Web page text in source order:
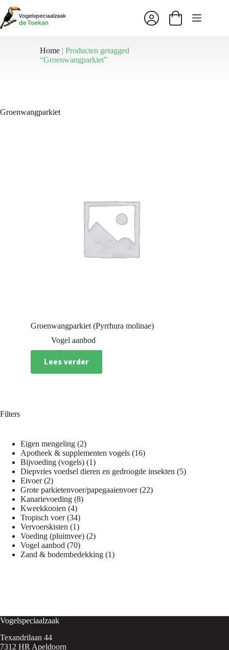
naar
de
inhoud
Winkelwagen
Home |Producten getagged
“Groenwangparkiet”
Groenwangparkiet
Groenwangparkiet (Pyrrhura molinae)
Vogel aanbod
Lees verder
Filters
Eigen mengeling 22
producten
Apotheek & supplementen vogels 1616
Bijvoeding (vogels) 11
product
Diepvries voedsel dieren en gedroogde insekten 55
Eivoer 22
producten
Grote parkietenvoer/papegaaienvoer 2222
Kanarievoeding 88
Kweekkooien 44
producten
Tropisch voer 3434
producten
Vervoerskisten 11
product
Voeding (pluimvee) 22
Vogel aanbod 7070
producten
Zand & bodembedekking 11
Vogelspeciaalzaak
Texandrilaan 44
7312 HR Apeldoorn